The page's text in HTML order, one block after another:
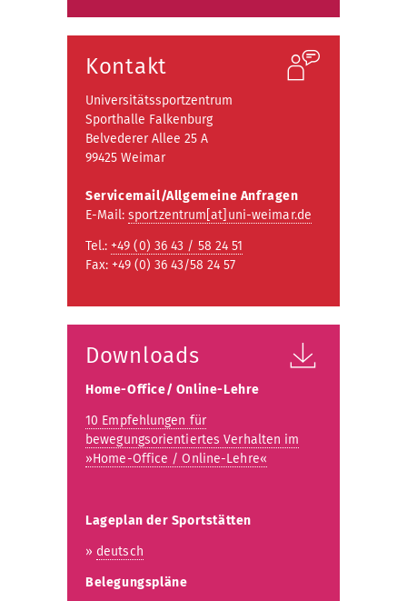
Kontakt
Universitätssportzentrum
Sporthalle Falkenburg
Belvederer Allee 25 A
99425 Weimar
Servicemail/Allgemeine Anfragen
E-Mail: sportzentrum[at]uni-weimar.de
Tel.: +49 (0) 36 43 / 58 24 51
Fax: +49 (0) 36 43/58 24 57
Downloads
Home-Office/ Online-Lehre
10 Empfehlungen für
bewegungsorientiertes Verhalten im
»Home-Office / Online-Lehre«
Lageplan der Sportstätten
» deutsch
Belegungspläne